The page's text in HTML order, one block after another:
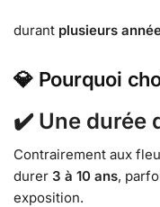
durant plusieurs
💎 Pourquoi
✔️ Une durée
Contrairement aux
durer 3 à 10 ans,
exposition.